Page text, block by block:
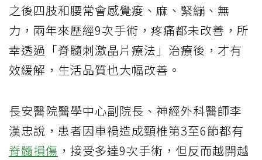
之後四肢和腰常會感覺痠、麻、緊繃、無
力，兩年來歷經9次手術，疼痛都未改善，所
幸透過「脊髓刺激晶片療法」治療後，才有
效緩解，生活品質也大幅改善。
長安醫院醫學中心副院長、神經外科醫師李
漢忠說，患者因車禍造成頸椎第3至6節都有
脊髓損傷 ，接受多達9次手術，但反而越開越